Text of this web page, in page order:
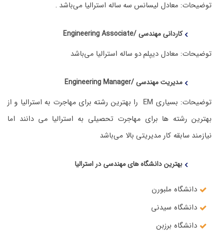
توضیحات: معادل لیسانس سه ساله استرالیا می‌باشد .
کاردانی مهندسی /Engineering Associate
توضیحات: معادل دیپلم دو ساله استرالیا می‌باشد
مدیریت مهندسی /Engineering Manager
توضیحات: بسیاری EM را بهترین رشته برای مهاجرت به استرالیا و از
بهترین رشته ها برای مهاجرت تحصیلی به استرالیا می دانند اما
نیازمند سابقه کار مدیریتی بالا می‌باشد
بهترین دانشگاه های مهندسی در استرالیا
دانشگاه ملبورن
دانشگاه سیدنی
دانشگاه برزبن